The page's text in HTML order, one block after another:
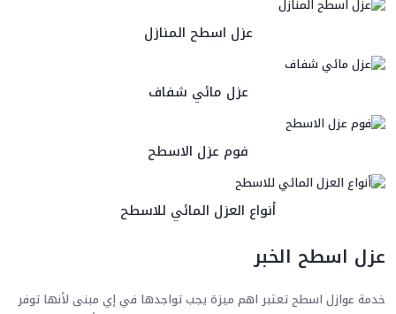
عزل اسطح المنازل
عزل مائي شفاف
فوم عزل الاسطح
أنواع العزل المائي للاسطح
عزل اسطح الخبر
خدمة عوازل اسطح تعتبر اهم ميزة يجب تواجدها في إي مبنى لأنها توفر